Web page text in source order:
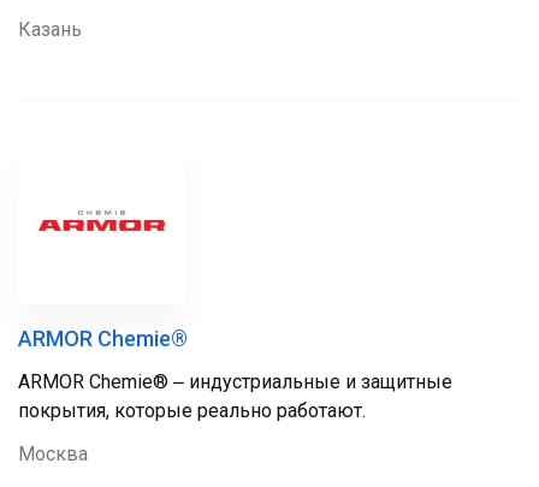
Казань
ARMOR Chemie®
ARMOR Chemie® ‒ индустриальные и защитные
покрытия, которые реально работают.
Москва